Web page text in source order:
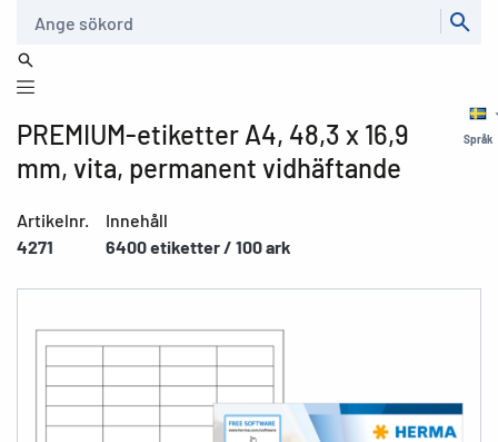
Språk
PREMIUM-etiketter A4, 48,3 x 16,9
mm, vita, permanent vidhäftande
Artikelnr.
4271
Innehåll
6400 etiketter / 100 ark